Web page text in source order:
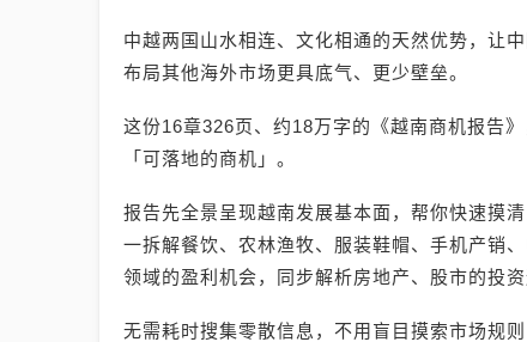
中越两国山水相连、文化相通的天然优势，让
布局其他海外市场更具底气、更少壁垒。
这份16章326页、约18万字的《越南商机报告
「可落地的商机」。
报告先全景呈现越南发展基本面，帮你快速摸
一拆解餐饮、农林渔牧、服装鞋帽、手机产销
领域的盈利机会，同步解析房地产、股市的投资
无需耗时搜集零散信息，不用盲目摸索市场规